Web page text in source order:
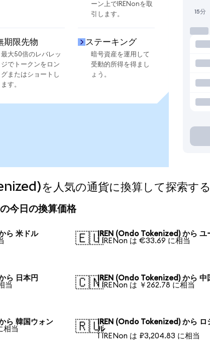
ーン上でIRENonを取
引します。
期限先物
最大50倍のレバレッ
ジでトークンをロン
グまたはショートし
ます。
ステーキング
暗号資産を運用して
受動的所得を得まし
ょう。
15分
を人気の通貨に換算して探索する
今日の換算価格
ら 米ドル
🇪🇺IREN (Ondo Tokenized) から ユ
1 IRENon は €33.69 に相当
ら 日本円
当
🇨🇳IREN (Ondo Tokenized) から 中
1 IRENon は ￥262.78 に相当
ら 韓国ウォン
相当
🇷🇺IREN (Ondo Tokenized) から ロ
ル
1 IRENon は ₽3,204.83 に相当